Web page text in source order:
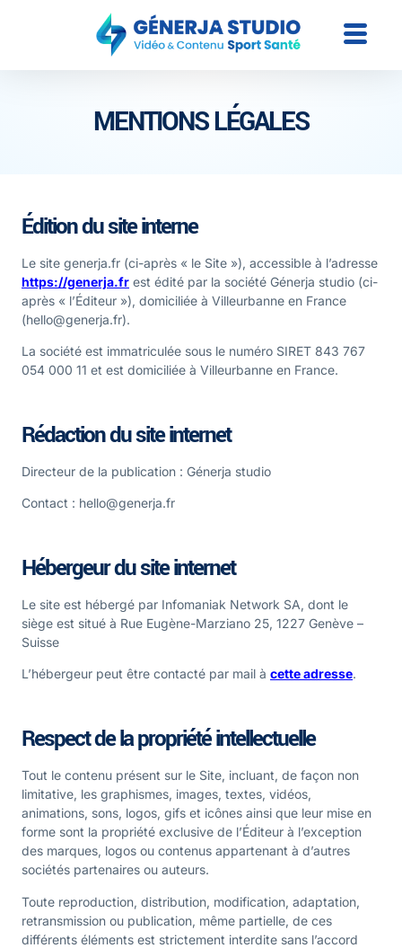
MENTIONS LÉGALES
Édition du site interne
Le site generja.fr (ci-après « le Site »), accessible à l’adresse
https://generja.fr est édité par la société Génerja studio (ci-
après « l’Éditeur »), domiciliée à Villeurbanne en France
(hello@generja.fr).
La société est immatriculée sous le numéro SIRET 843 767
054 000 11 et est domiciliée à Villeurbanne en France.
Rédaction du site internet
Directeur de la publication : Génerja studio
Contact : hello@generja.fr
Hébergeur du site internet
Le site est hébergé par Infomaniak Network SA, dont le
siège est situé à Rue Eugène-Marziano 25, 1227 Genève –
Suisse
L’hébergeur peut être contacté par mail à cette adresse.
Respect de la propriété intellectuelle
Tout le contenu présent sur le Site, incluant, de façon non
limitative, les graphismes, images, textes, vidéos,
animations, sons, logos, gifs et icônes ainsi que leur mise en
forme sont la propriété exclusive de l’Éditeur à l’exception
des marques, logos ou contenus appartenant à d’autres
sociétés partenaires ou auteurs.
Toute reproduction, distribution, modification, adaptation,
retransmission ou publication, même partielle, de ces
différents éléments est strictement interdite sans l’accord